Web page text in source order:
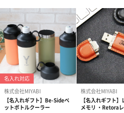
手入れ不要で気軽に贈れます
花を贈りたいけど、花の水替えな
方にもプリザーブドフラワーは最
えがいらないので、外出が多い方や
ることができます。高級感のあるス